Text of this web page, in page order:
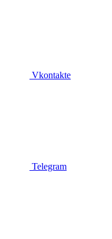
Vkontakte
Telegram